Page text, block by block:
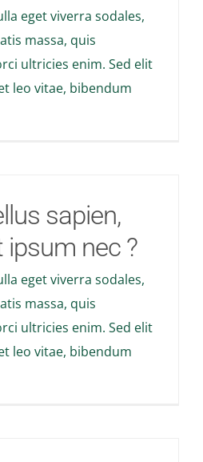
eget viverra sodales,
massa, quis
ultricies enim. Sed elit
leo vitae, bibendum
sapien,
ipsum nec ?
eget viverra sodales,
massa, quis
ultricies enim. Sed elit
leo vitae, bibendum